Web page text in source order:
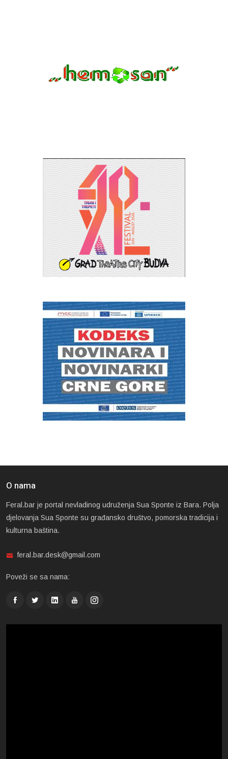
O nama
Feral.bar je portal nevladinog udruženja Sua Sponte iz Bara. Polja
djelovanja Sua Sponte su građansko društvo, pomorska tradicija i
kulturna baština.
feral.bar.desk@gmail.com
Poveži se sa nama: